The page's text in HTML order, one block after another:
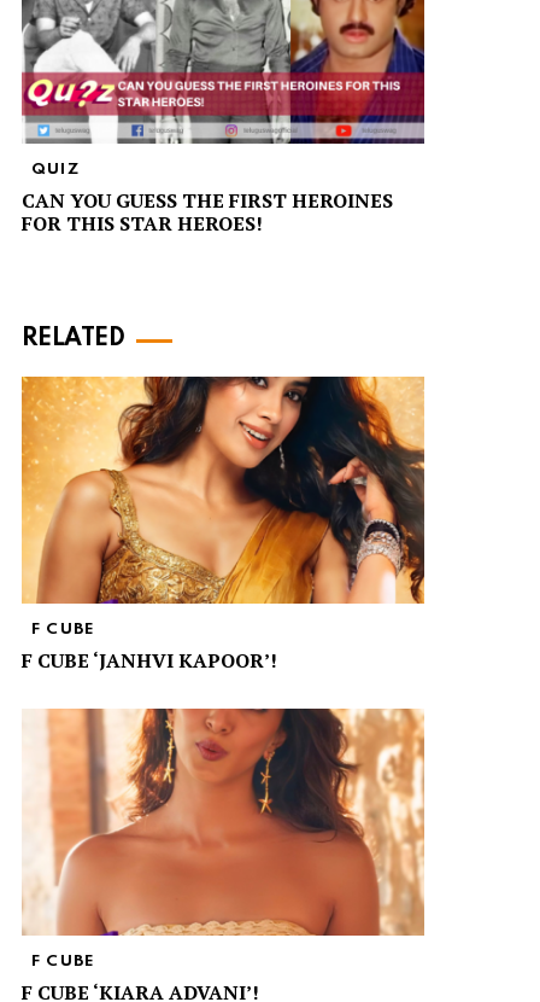
QUIZ
CAN YOU GUESS THE FIRST HEROINES
FOR THIS STAR HEROES!
RELATED
F CUBE
F CUBE ‘JANHVI KAPOOR’!
F CUBE
F CUBE ‘KIARA ADVANI’!